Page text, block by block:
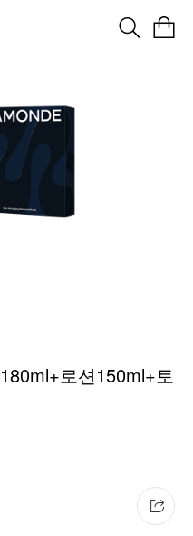
로션150ml+토